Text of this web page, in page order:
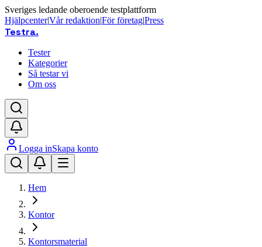
Sveriges ledande oberoende testplattform
Hjälpcenter|Vår redaktion|För företag|Press
Testra.
Tester
Kategorier
Så testar vi
Om oss
Logga inSkapa konto
Hem
Kontor
Kontorsmaterial